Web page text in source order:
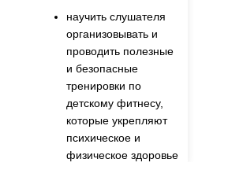
научить слушателя
организовывать и
проводить полезные
и безопасные
тренировки по
детскому фитнесу,
которые укрепляют
психическое и
физическое здоровье